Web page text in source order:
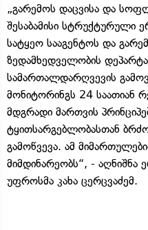
„გარემოს დაცვისა და
შესაბამისი სტრუქტურული
სატყეო სააგენტოს და
ზედამხედველობის
სამართალდარღვევის
მონიტორინგს 24 საათიან
მდგრადი მართვის
ტყითსარგებლობასთან
გამოწვევა. ამ
მიმდინარეობს“, - აღნიშნა
უფროსმა კახა ცერცვაძემ.